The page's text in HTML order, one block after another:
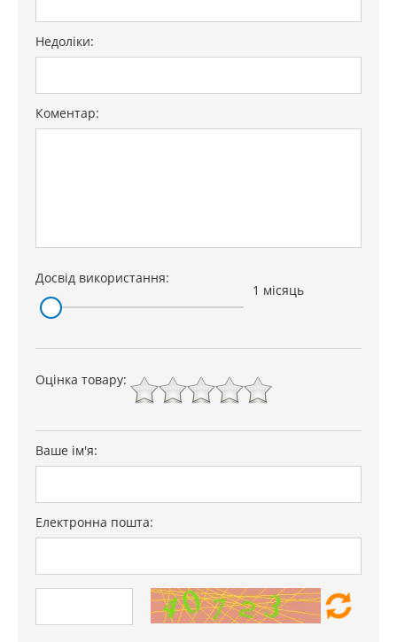
Недоліки:
Коментар:
Досвід використання:
1 місяць
Оцінка товару:
Ваше ім'я:
Електронна пошта: